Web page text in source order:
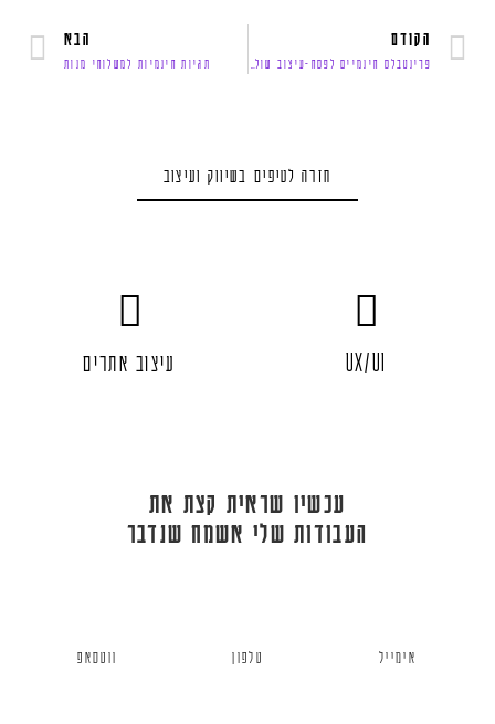
הקודם הבא
תגיות חינמיות למשלוחי מנות
חזרה לטיפים בשיווק ועיצוב
UX/UI עיצוב אתרים
עכשיו שראית קצת את
העבודות שלי אשמח שנדבר
אימייל טלפון ווטסאפ